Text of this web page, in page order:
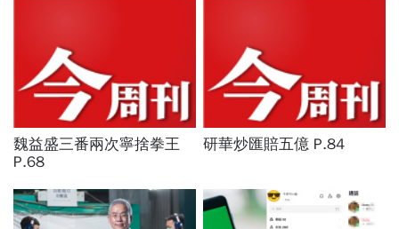
魏益盛三番兩次寧捨拳王
P.68
研華炒匯賠五億 P.84